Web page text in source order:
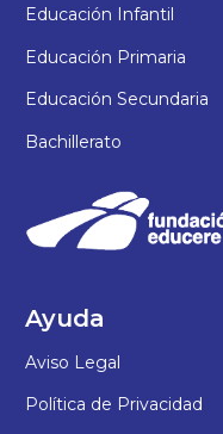
Educación Infantil
Educación Primaria
Educación Secundaria
Bachillerato
Ayuda
Aviso Legal
Política de Privacidad